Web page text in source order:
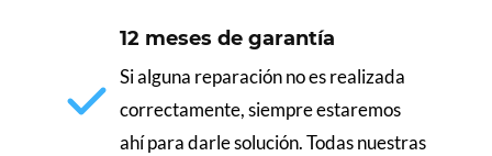
12 meses de garantía
Si alguna reparación no es realizada
correctamente, siempre estaremos
ahí para darle solución. Todas nuestras